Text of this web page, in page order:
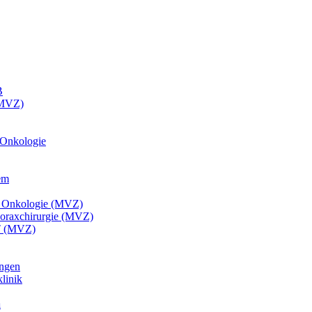
Onkologie (MVZ)
(MVZ)
(MVZ)